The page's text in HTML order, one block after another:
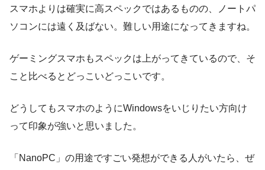
スマホよりは確実に高スペックではあるものの、ノートパ
ソコンには遠く及ばない。難しい用途になってきますね。
ゲーミングスマホもスペックは上がってきているので、そ
こと比べるとどっこいどっこいです。
どうしてもスマホのようにWindowsをいじりたい方向け
って印象が強いと思いました。
「NanoPC」の用途ですごい発想ができる人がいたら、ぜ